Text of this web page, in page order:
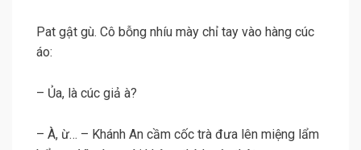
Pat gật gù. Cô bỗng nhíu mày chỉ tay vào hàng cúc
áo:
– Ủa, là cúc giả à?
– À, ừ… – Khánh An cầm cốc trà đưa lên miệng lẩm